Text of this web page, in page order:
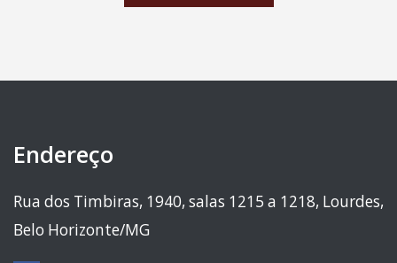
Endereço
Rua dos Timbiras, 1940, salas 1215 a 1218, Lourdes,
Belo Horizonte/MG